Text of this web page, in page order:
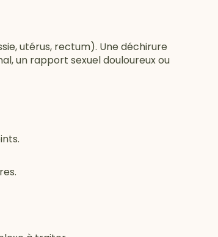
utérus, rectum). Une déchirure
un rapport sexuel douloureux ou